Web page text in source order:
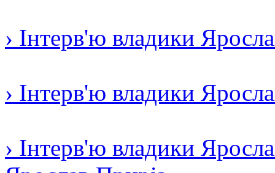
› Інтерв'ю владики
› Інтерв'ю владики
› Інтерв'ю владики